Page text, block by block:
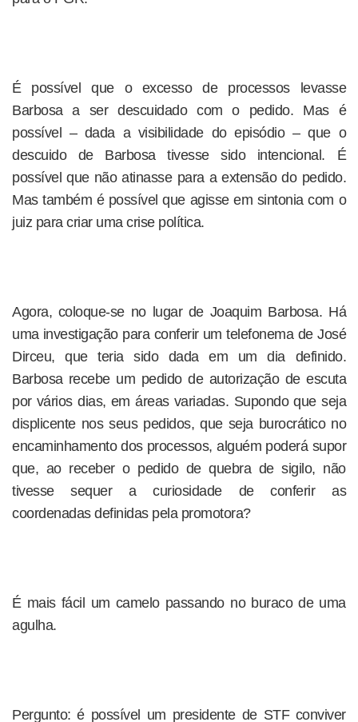
É possível que o excesso de processos levasse
Barbosa a ser descuidado com o pedido. Mas é
possível – dada a visibilidade do episódio – que o
descuido de Barbosa tivesse sido intencional. É
possível que não atinasse para a extensão do pedido.
Mas também é possível que agisse em sintonia com o
juiz para criar uma crise política.
Agora, coloque-se no lugar de Joaquim Barbosa. Há
uma investigação para conferir um telefonema de José
Dirceu, que teria sido dada em um dia definido.
Barbosa recebe um pedido de autorização de escuta
por vários dias, em áreas variadas. Supondo que seja
displicente nos seus pedidos, que seja burocrático no
encaminhamento dos processos, alguém poderá supor
que, ao receber o pedido de quebra de sigilo, não
tivesse sequer a curiosidade de conferir as
coordenadas definidas pela promotora?
É mais fácil um camelo passando no buraco de uma
agulha.
Pergunto: é possível um presidente de STF conviver